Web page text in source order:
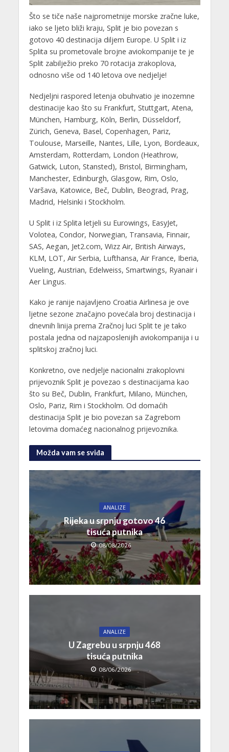
Što se tiče naše najprometnije morske zračne luke,
iako se ljeto bliži kraju, Split je bio povezan s
gotovo 40 destinacija diljem Europe. U Split i iz
Splita su prometovale brojne aviokompanije te je
Split zabilježio preko 70 rotacija zrakoplova,
odnosno više od 140 letova ove nedjelje!
Nedjeljni raspored letenja obuhvatio je inozemne
destinacije kao što su Frankfurt, Stuttgart, Atena,
München, Hamburg, Köln, Berlin, Düsseldorf,
Zürich, Geneva, Basel, Copenhagen, Pariz,
Toulouse, Marseille, Nantes, Lille, Lyon, Bordeaux,
Amsterdam, Rotterdam, London (Heathrow,
Gatwick, Luton, Stansted), Bristol, Birmingham,
Manchester, Edinburgh, Glasgow, Rim, Oslo,
Varšava, Katowice, Beč, Dublin, Beograd, Prag,
Madrid, Helsinki i Stockholm.
U Split i iz Splita letjeli su Eurowings, EasyJet,
Volotea, Condor, Norwegian, Transavia, Finnair,
SAS, Aegan, Jet2.com, Wizz Air, British Airways,
KLM, LOT, Air Serbia, Lufthansa, Air France, Iberia,
Vueling, Austrian, Edelweiss, Smartwings, Ryanair i
Aer Lingus.
Kako je ranije najavljeno Croatia Airlinesa je ove
ljetne sezone značajno povećala broj destinacija i
dnevnih linija prema Zračnoj luci Split te je tako
postala jedna od najzaposlenijih aviokompanija i u
splitskoj zračnoj luci.
Konkretno, ove nedjelje nacionalni zrakoplovni
prijevoznik Split je povezao s destinacijama kao
što su Beč, Dublin, Frankfurt, Milano, München,
Oslo, Pariz, Rim i Stockholm. Od domaćih
destinacija Split je bio povezan sa Zagrebom
letovima domaćeg nacionalnog prijevoznika.
Možda vam se sviđa
ANALIZE
Rijeka u srpnju gotovo 46
tisuća putnika
08/08/2026
ANALIZE
U Zagrebu u srpnju 468
tisuća putnika
08/06/2026